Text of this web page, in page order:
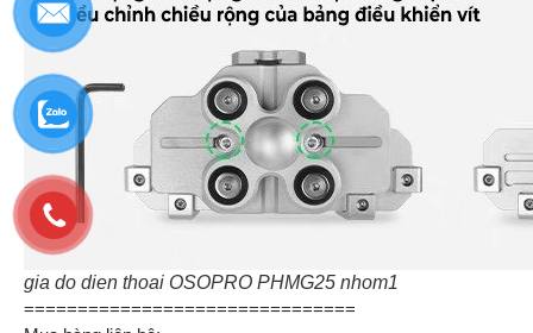
gia do dien thoai OSOPRO PHMG25 nhom1
===============================